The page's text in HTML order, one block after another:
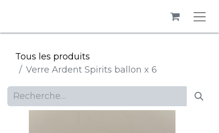
Tous les produits
Verre Ardent Spirits ballon x 6